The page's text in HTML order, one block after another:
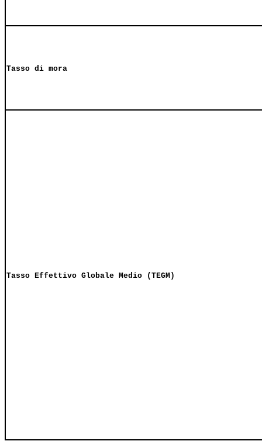
Tasso di mora
Tasso Effettivo Globale Medio (TEGM)